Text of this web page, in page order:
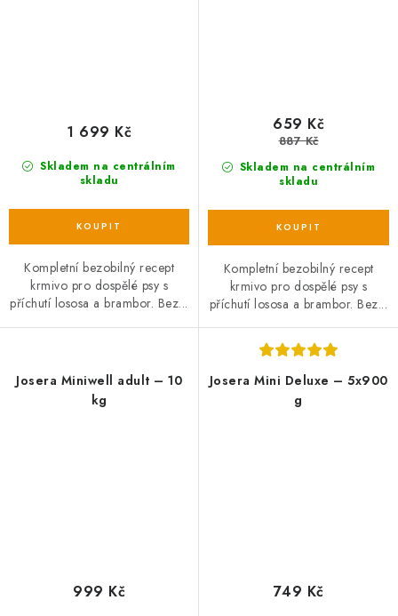
Skladem na centrálním
skladu
1 699 Kč
Kompletní bezobilný recept
krmivo pro dospělé psy s
příchutí lososa a brambor. Bez...
Skladem na centrálním
skladu
659 Kč
887 Kč
Kompletní bezobilný recept
krmivo pro dospělé psy s
příchutí lososa a brambor. Bez...
Josera Miniwell adult – 10
kg
999 Kč
Josera Mini Deluxe – 5x900
g
749 Kč